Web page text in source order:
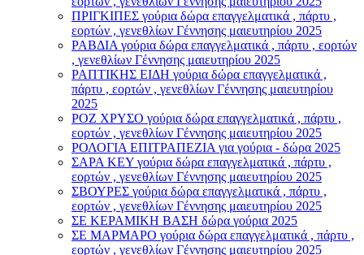
ΠΡΙΓΚΙΠΕΣ γούρια δώρα επαγγελματικά , πάρτυ ,
εορτών , γενεθλίων Γέννησης μαιευτηρίου 2025
ΡΑΒΔΙΑ γούρια δώρα επαγγελματικά , πάρτυ , εορτών
, γενεθλίων Γέννησης μαιευτηρίου 2025
ΡΑΠΤΙΚΗΣ ΕΙΔΗ γούρια δώρα επαγγελματικά ,
πάρτυ , εορτών , γενεθλίων Γέννησης μαιευτηρίου
2025
ΡΟΖ ΧΡΥΣΟ γούρια δώρα επαγγελματικά , πάρτυ ,
εορτών , γενεθλίων Γέννησης μαιευτηρίου 2025
ΡΟΛΟΓΙΑ ΕΠΙΤΡΑΠΕΖΙΑ για γούρια - δώρα 2025
ΣΑΡΑ ΚΕΥ γούρια δώρα επαγγελματικά , πάρτυ ,
εορτών , γενεθλίων Γέννησης μαιευτηρίου 2025
ΣΒΟΥΡΕΣ γούρια δώρα επαγγελματικά , πάρτυ ,
εορτών , γενεθλίων Γέννησης μαιευτηρίου 2025
ΣΕ ΚΕΡΑΜΙΚΗ ΒΑΣΗ δώρα γούρια 2025
ΣΕ ΜΑΡΜΑΡΟ γούρια δώρα επαγγελματικά , πάρτυ ,
εορτών , γενεθλίων Γέννησης μαιευτηρίου 2025